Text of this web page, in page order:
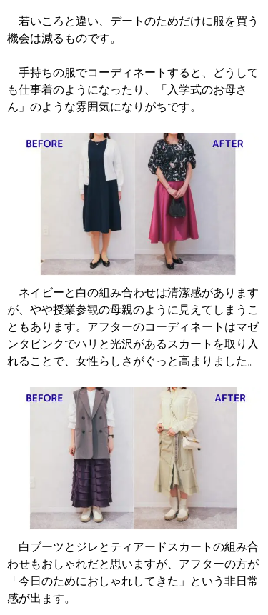
若いころと違い、デートのためだけに服を買う
機会は減るものです。
手持ちの服でコーディネートすると、どうして
も仕事着のようになったり、「入学式のお母さ
ん」のような雰囲気になりがちです。
ネイビーと白の組み合わせは清潔感があります
が、やや授業参観の母親のように見えてしまうこ
ともあります。アフターのコーディネートはマゼ
ンタピンクでハリと光沢があるスカートを取り入
れることで、女性らしさがぐっと高まりました。
白ブーツとジレとティアードスカートの組み合
わせもおしゃれだと思いますが、アフターの方が
「今日のためにおしゃれしてきた」という非日常
感が出ます。